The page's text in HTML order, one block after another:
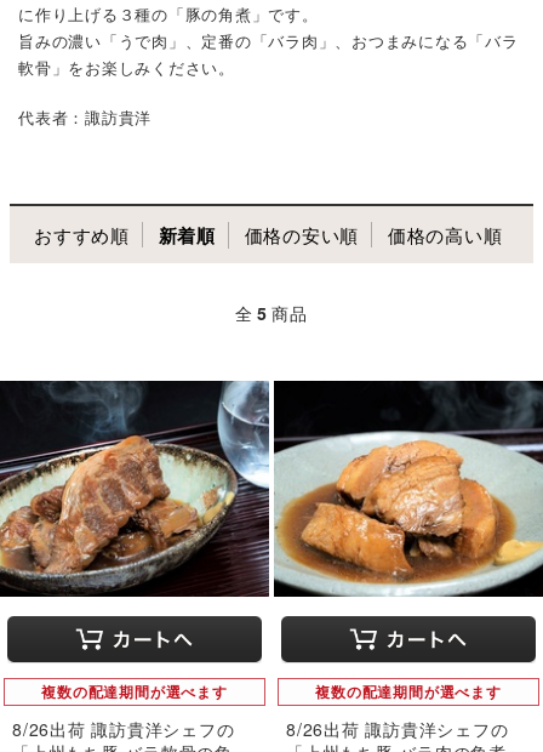
に作り上げる３種の「豚の角煮」です。
旨みの濃い「うで肉」、定番の「バラ肉」、おつまみになる「バラ
軟骨」をお楽しみください。
代表者：諏訪貴洋
おすすめ順 新着順 価格の安い順 価格の高い順
全 5 商品
複数の配達期間が選べます
8/26出荷 諏訪貴洋シェフの
複数の配達期間が選べます
8/26出荷 諏訪貴洋シェフの